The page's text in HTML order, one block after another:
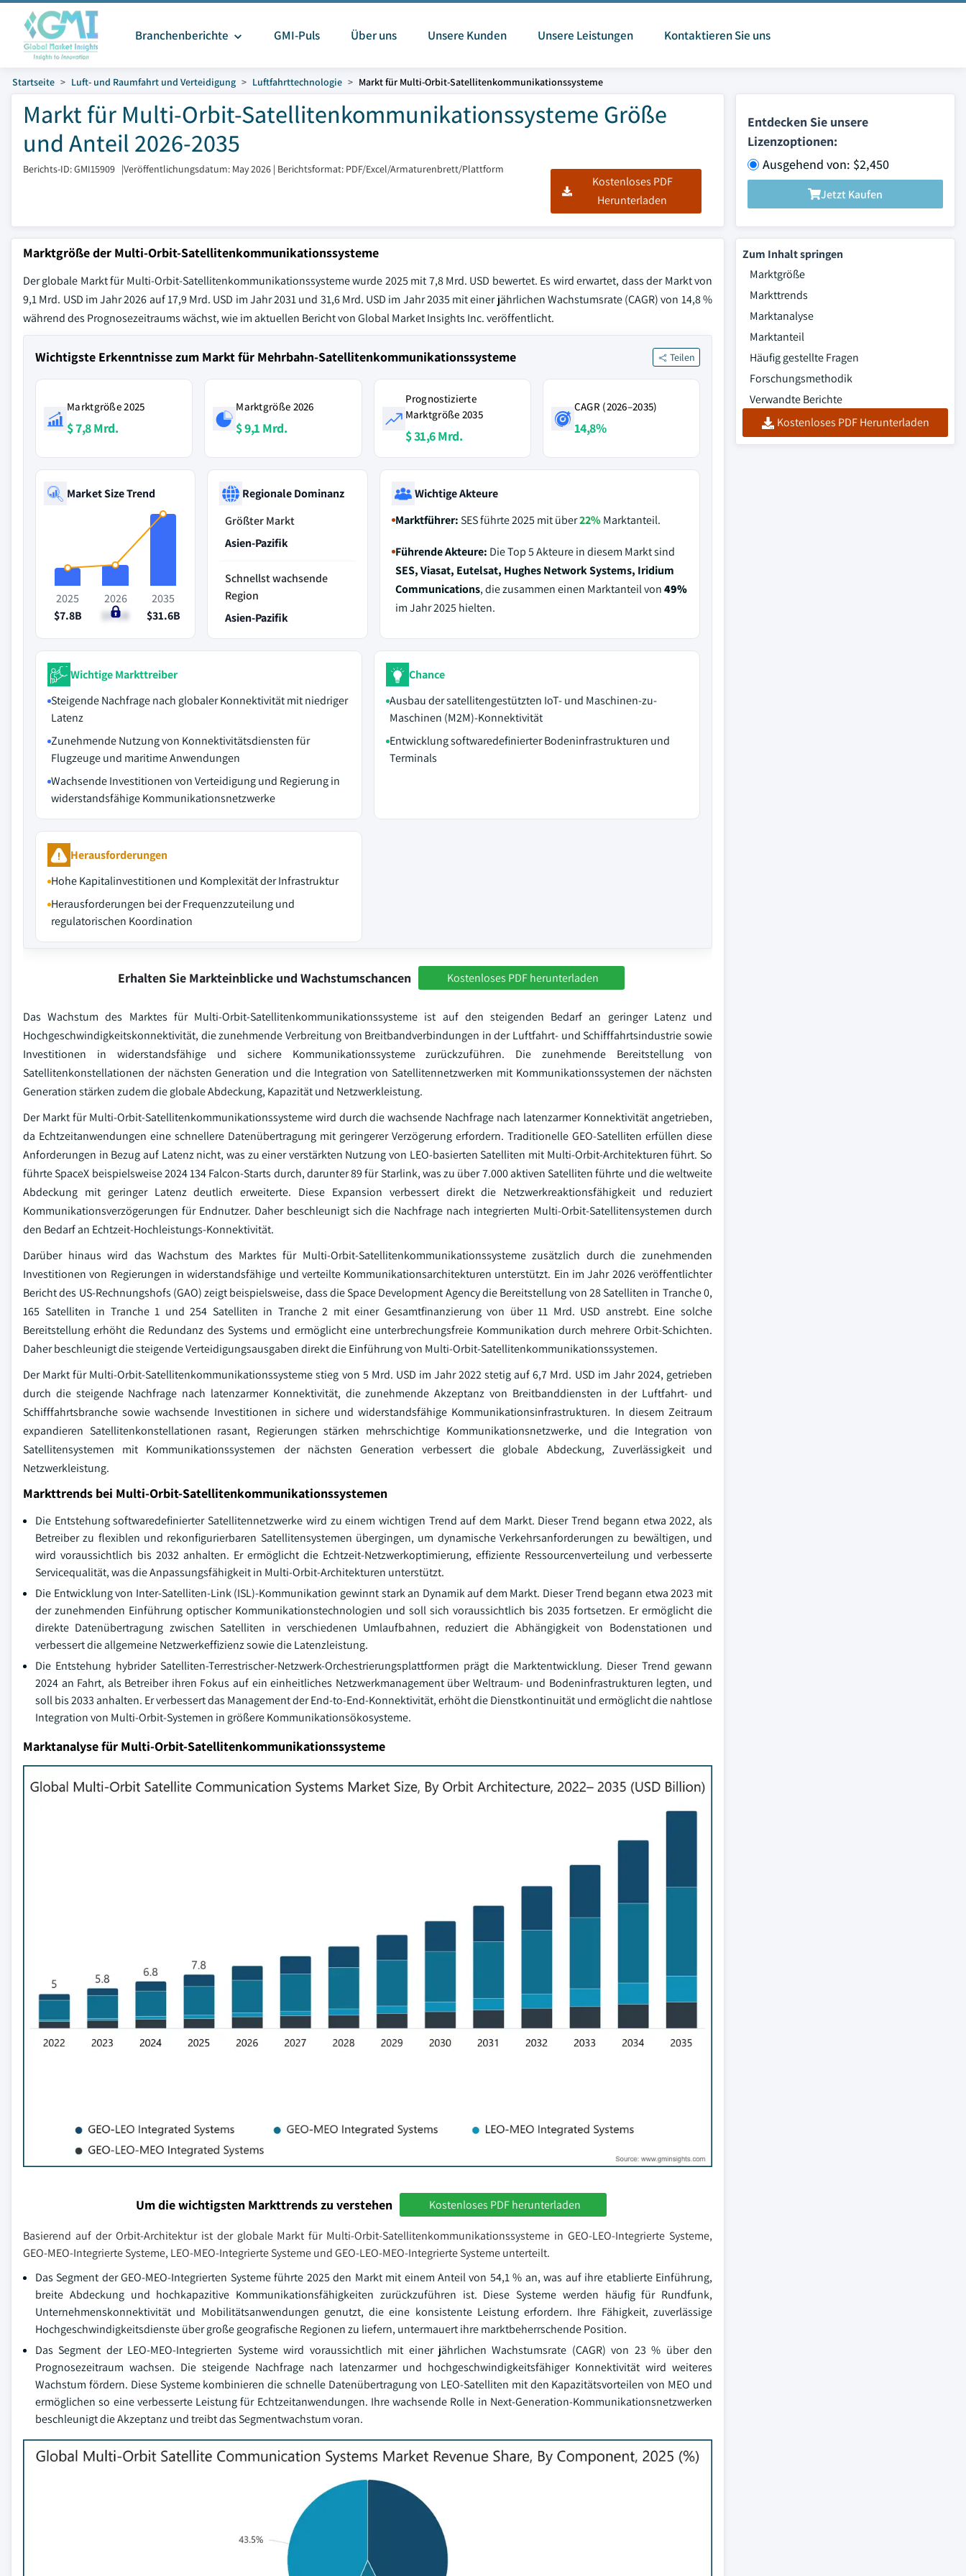
Branchenberichte GMI-Puls Über uns Unsere Kunden Unsere Leistungen Kontaktieren Sie uns
Startseite Luft- und Raumfahrt und Verteidigung Luftfahrttechnologie Markt für Multi-Orbit-Satellitenkommunikationssysteme
Markt für Multi-Orbit-Satellitenkommunikationssysteme Größe
und Anteil 2026-2035
Berichts-ID: GMI15909 |Veröffentlichungsdatum: May 2026 | Berichtsformat: PDF/Excel/Armaturenbrett/Plattform
Kostenloses PDF
Herunterladen
Entdecken Sie unsere
Lizenzoptionen:
Ausgehend von: $2,450
Jetzt Kaufen
Marktgröße der Multi-Orbit-Satellitenkommunikationssysteme
Der globale Markt für Multi-Orbit-Satellitenkommunikationssysteme wurde 2025 mit 7,8 Mrd. USD bewertet. Es wird erwartet, dass der Markt von
9,1 Mrd. USD im Jahr 2026 auf 17,9 Mrd. USD im Jahr 2031 und 31,6 Mrd. USD im Jahr 2035 mit einer jährlichen Wachstumsrate (CAGR) von 14,8 %
während des Prognosezeitraums wächst, wie im aktuellen Bericht von Global Market Insights Inc. veröffentlicht.
Wichtigste Erkenntnisse zum Markt für Mehrbahn-Satellitenkommunikationssysteme Teilen
Marktgröße 2025
$ 7,8 Mrd.
Marktgröße 2026
$ 9,1 Mrd.
Prognostizierte
Marktgröße 2035
$ 31,6 Mrd.
CAGR (2026–2035)
14,8%
Market Size Trend
2025
$7.8B
2026
$9.1B
2035
$31.6B
Regionale Dominanz
Größter Markt
Asien-Pazifik
Schnellst wachsende
Region
Asien-Pazifik
Wichtige Akteure
Marktführer:SES führte 2025 mit über22% Marktanteil.
Führende Akteure: Die Top 5 Akteure in diesem Markt sind
SES, Viasat, Eutelsat, Hughes Network Systems, Iridium
Communications, die zusammen einen Marktanteil von49%
im Jahr 2025 hielten.
Wichtige Markttreiber
Steigende Nachfrage nach globaler Konnektivität mit niedriger
Latenz
Zunehmende Nutzung von Konnektivitätsdiensten für
Flugzeuge und maritime Anwendungen
Wachsende Investitionen von Verteidigung und Regierung in
widerstandsfähige Kommunikationsnetzwerke
Chance
Ausbau der satellitengestützten IoT- und Maschinen-zu-
Maschinen (M2M)-Konnektivität
Entwicklung softwaredefinierter Bodeninfrastrukturen und
Terminals
Herausforderungen
Hohe Kapitalinvestitionen und Komplexität der Infrastruktur
Herausforderungen bei der Frequenzzuteilung und
regulatorischen Koordination
Erhalten Sie Markteinblicke und Wachstumschancen Kostenloses PDF herunterladen
Das Wachstum des Marktes für Multi-Orbit-Satellitenkommunikationssysteme ist auf den steigenden Bedarf an geringer Latenz und
Hochgeschwindigkeitskonnektivität, die zunehmende Verbreitung von Breitbandverbindungen in der Luftfahrt- und Schifffahrtsindustrie sowie
Investitionen in widerstandsfähige und sichere Kommunikationssysteme zurückzuführen. Die zunehmende Bereitstellung von
Satellitenkonstellationen der nächsten Generation und die Integration von Satellitennetzwerken mit Kommunikationssystemen der nächsten
Generation stärken zudem die globale Abdeckung, Kapazität und Netzwerkleistung.
Der Markt für Multi-Orbit-Satellitenkommunikationssysteme wird durch die wachsende Nachfrage nach latenzarmer Konnektivität angetrieben,
da Echtzeitanwendungen eine schnellere Datenübertragung mit geringerer Verzögerung erfordern. Traditionelle GEO-Satelliten erfüllen diese
Anforderungen in Bezug auf Latenz nicht, was zu einer verstärkten Nutzung von LEO-basierten Satelliten mit Multi-Orbit-Architekturen führt. So
führte SpaceX beispielsweise 2024 134 Falcon-Starts durch, darunter 89 für Starlink, was zu über 7.000 aktiven Satelliten führte und die weltweite
Abdeckung mit geringer Latenz deutlich erweiterte. Diese Expansion verbessert direkt die Netzwerkreaktionsfähigkeit und reduziert
Kommunikationsverzögerungen für Endnutzer. Daher beschleunigt sich die Nachfrage nach integrierten Multi-Orbit-Satellitensystemen durch
den Bedarf an Echtzeit-Hochleistungs-Konnektivität.
Darüber hinaus wird das Wachstum des Marktes für Multi-Orbit-Satellitenkommunikationssysteme zusätzlich durch die zunehmenden
Investitionen von Regierungen in widerstandsfähige und verteilte Kommunikationsarchitekturen unterstützt. Ein im Jahr 2026 veröffentlichter
Bericht des US-Rechnungshofs (GAO) zeigt beispielsweise, dass die Space Development Agency die Bereitstellung von 28 Satelliten in Tranche 0,
165 Satelliten in Tranche 1 und 254 Satelliten in Tranche 2 mit einer Gesamtfinanzierung von über 11 Mrd. USD anstrebt. Eine solche
Bereitstellung erhöht die Redundanz des Systems und ermöglicht eine unterbrechungsfreie Kommunikation durch mehrere Orbit-Schichten.
Daher beschleunigt die steigende Verteidigungsausgaben direkt die Einführung von Multi-Orbit-Satellitenkommunikationssystemen.
Der Markt für Multi-Orbit-Satellitenkommunikationssysteme stieg von 5 Mrd. USD im Jahr 2022 stetig auf 6,7 Mrd. USD im Jahr 2024, getrieben
durch die steigende Nachfrage nach latenzarmer Konnektivität, die zunehmende Akzeptanz von Breitbanddiensten in der Luftfahrt- und
Schifffahrtsbranche sowie wachsende Investitionen in sichere und widerstandsfähige Kommunikationsinfrastrukturen. In diesem Zeitraum
expandieren Satellitenkonstellationen rasant, Regierungen stärken mehrschichtige Kommunikationsnetzwerke, und die Integration von
Satellitensystemen mit Kommunikationssystemen der nächsten Generation verbessert die globale Abdeckung, Zuverlässigkeit und
Netzwerkleistung.
Markttrends bei Multi-Orbit-Satellitenkommunikationssystemen
Die Entstehung softwaredefinierter Satellitennetzwerke wird zu einem wichtigen Trend auf dem Markt. Dieser Trend begann etwa 2022, als
Betreiber zu flexiblen und rekonfigurierbaren Satellitensystemen übergingen, um dynamische Verkehrsanforderungen zu bewältigen, und
wird voraussichtlich bis 2032 anhalten. Er ermöglicht die Echtzeit-Netzwerkoptimierung, effiziente Ressourcenverteilung und verbesserte
Servicequalität, was die Anpassungsfähigkeit in Multi-Orbit-Architekturen unterstützt.
Die Entwicklung von Inter-Satelliten-Link (ISL)-Kommunikation gewinnt stark an Dynamik auf dem Markt. Dieser Trend begann etwa 2023 mit
der zunehmenden Einführung optischer Kommunikationstechnologien und soll sich voraussichtlich bis 2035 fortsetzen. Er ermöglicht die
direkte Datenübertragung zwischen Satelliten in verschiedenen Umlaufbahnen, reduziert die Abhängigkeit von Bodenstationen und
verbessert die allgemeine Netzwerkeffizienz sowie die Latenzleistung.
Die Entstehung hybrider Satelliten-Terrestrischer-Netzwerk-Orchestrierungsplattformen prägt die Marktentwicklung. Dieser Trend gewann
2024 an Fahrt, als Betreiber ihren Fokus auf ein einheitliches Netzwerkmanagement über Weltraum- und Bodeninfrastrukturen legten, und
soll bis 2033 anhalten. Er verbessert das Management der End-to-End-Konnektivität, erhöht die Dienstkontinuität und ermöglicht die nahtlose
Integration von Multi-Orbit-Systemen in größere Kommunikationsökosysteme.
Marktanalyse für Multi-Orbit-Satellitenkommunikationssysteme
Um die wichtigsten Markttrends zu verstehen Kostenloses PDF herunterladen
Basierend auf der Orbit-Architektur ist der globale Markt für Multi-Orbit-Satellitenkommunikationssysteme in GEO-LEO-Integrierte Systeme,
GEO-MEO-Integrierte Systeme, LEO-MEO-Integrierte Systeme und GEO-LEO-MEO-Integrierte Systeme unterteilt.
Das Segment der GEO-MEO-Integrierten Systeme führte 2025 den Markt mit einem Anteil von 54,1 % an, was auf ihre etablierte Einführung,
breite Abdeckung und hochkapazitive Kommunikationsfähigkeiten zurückzuführen ist. Diese Systeme werden häufig für Rundfunk,
Unternehmenskonnektivität und Mobilitätsanwendungen genutzt, die eine konsistente Leistung erfordern. Ihre Fähigkeit, zuverlässige
Hochgeschwindigkeitsdienste über große geografische Regionen zu liefern, untermauert ihre marktbeherrschende Position.
Das Segment der LEO-MEO-Integrierten Systeme wird voraussichtlich mit einer jährlichen Wachstumsrate (CAGR) von 23 % über den
Prognosezeitraum wachsen. Die steigende Nachfrage nach latenzarmer und hochgeschwindigkeitsfähiger Konnektivität wird weiteres
Wachstum fördern. Diese Systeme kombinieren die schnelle Datenübertragung von LEO-Satelliten mit den Kapazitätsvorteilen von MEO und
ermöglichen so eine verbesserte Leistung für Echtzeitanwendungen. Ihre wachsende Rolle in Next-Generation-Kommunikationsnetzwerken
beschleunigt die Akzeptanz und treibt das Segmentwachstum voran.
Zum Inhalt springen
Marktgröße
Markttrends
Marktanalyse
Marktanteil
Häufig gestellte Fragen
Forschungsmethodik
Verwandte Berichte
Kostenloses PDF Herunterladen